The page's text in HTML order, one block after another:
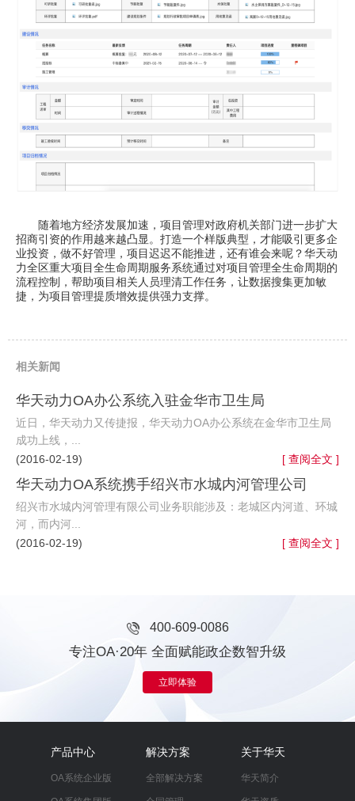
随着地方经济发展加速，项目管理对政府机关部门进一步扩大
招商引资的作用越来越凸显。打造一个样版典型，才能吸引更多企
业投资，做不好管理，项目迟迟不能推进，还有谁会来呢？华天动
力全区重大项目全生命周期服务系统通过对项目管理全生命周期的
流程控制，帮助项目相关人员理清工作任务，让数据搜集更加敏
捷，为项目管理提质增效提供强力支撑。
相关新闻
华天动力OA办公系统入驻金华市卫生局
近日，华天动力又传捷报，华天动力OA办公系统在金华市卫生局
成功上线，...
(2016-02-19)
[ 查阅全文 ]
华天动力OA系统携手绍兴市水城内河管理公司
绍兴市水城内河管理有限公司业务职能涉及：老城区内河道、环城
河，而内河...
(2016-02-19)
[ 查阅全文 ]
400-609-0086
专注OA·20年 全面赋能政企数智升级
立即体验
产品中心
OA系统企业版
解决方案
全部解决方案
关于华天
华天简介